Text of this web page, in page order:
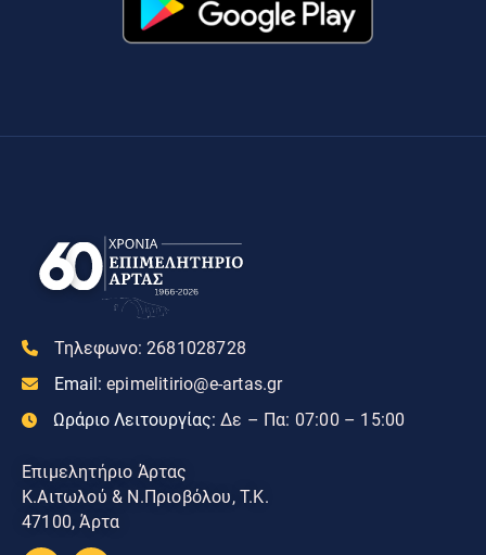
Τηλεφωνο: 2681028728
Email: epimelitirio@e-artas.gr
Ωράριο Λειτουργίας: Δε – Πα: 07:00 – 15:00
Επιμελητήριο Άρτας
Κ.Αιτωλού & Ν.Πριοβόλου, Τ.Κ.
47100, Άρτα